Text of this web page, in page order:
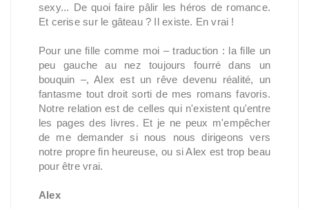
sexy... De quoi faire pâlir les héros de romance.
Et cerise sur le gâteau ? Il existe. En vrai !
Pour une fille comme moi – traduction : la fille un
peu gauche au nez toujours fourré dans un
bouquin –, Alex est un rêve devenu réalité, un
fantasme tout droit sorti de mes romans favoris.
Notre relation est de celles qui n'existent qu'entre
les pages des livres. Et je ne peux m'empêcher
de me demander si nous nous dirigeons vers
notre propre fin heureuse, ou si Alex est trop beau
pour être vrai.
Alex